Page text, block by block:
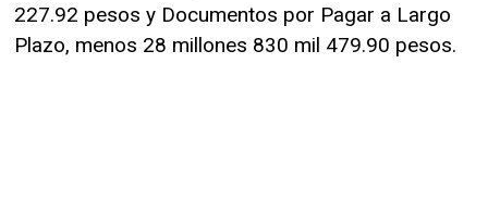
227.92 pesos y Documentos por Pagar a Largo
Plazo, menos 28 millones 830 mil 479.90 pesos.